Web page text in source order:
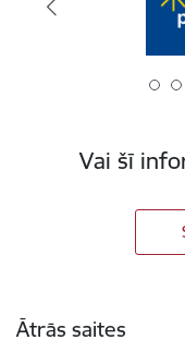
Vai šī
Ātrās saites